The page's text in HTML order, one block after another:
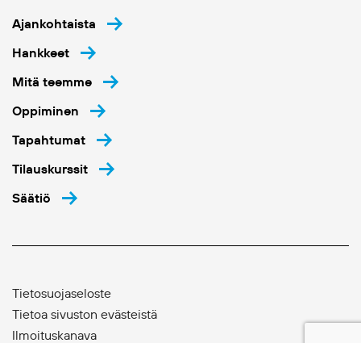
Ajankohtaista
Hankkeet
Mitä teemme
Oppiminen
Tapahtumat
Tilauskurssit
Säätiö
Tietosuojaseloste
Tietoa sivuston evästeistä
Ilmoituskanava